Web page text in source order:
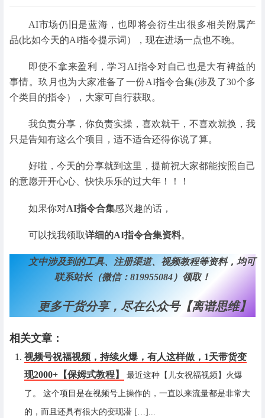
AI市场仍旧是蓝海，也即将会衍生出很多相关附属产
品(比如今天的AI指令提示词），现在进场一点也不晚。
即使不拿来盈利，学习AI指令对自己也是大有裨益的
事情。玖月也为大家准备了一份AI指令合集(涉及了30个多
个类目的指令），大家可自行获取。
我负责分享，你负责实操，喜欢就干，不喜欢就换，我
只是告知有这么个项目，适不适合还得你说了算。
好啦，今天的分享就到这里，提前祝大家都能按照自己
的意愿开开心心、快快乐乐的过大年！！！
如果你对AI指令合集感兴趣的话，
可以找我领取详细的AI指令合集资料。
文中涉及到的工具、注册渠道、视频教程等资料，均可
联系站长（微信：819955084）领取！
更多干货分享，尽在公众号【离谱思维】
相关文章：
视频号祝福视频，持续火爆，有人这样做，1天带货变
现2000+【保姆式教程】
最近这种【儿女祝福视频】火爆
了。 这个项目是在视频号上操作的，一直以来流量都是非常大
的，而且还具有很大的变现潜 […]...